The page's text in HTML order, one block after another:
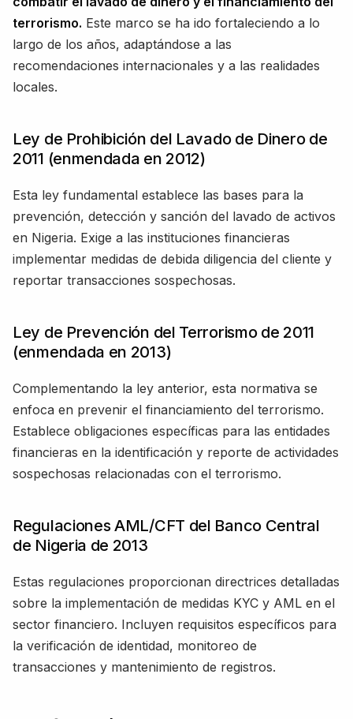
terrorismo. Este marco se ha ido fortaleciendo a lo
largo de los años, adaptándose a las
recomendaciones internacionales y a las realidades
locales.
Ley de Prohibición del Lavado de Dinero de
2011 (enmendada en 2012)
Esta ley fundamental establece las bases para la
prevención, detección y sanción del lavado de activos
en Nigeria. Exige a las instituciones financieras
implementar medidas de debida diligencia del cliente y
reportar transacciones sospechosas.
Ley de Prevención del Terrorismo de 2011
(enmendada en 2013)
Complementando la ley anterior, esta normativa se
enfoca en prevenir el financiamiento del terrorismo.
Establece obligaciones específicas para las entidades
financieras en la identificación y reporte de actividades
sospechosas relacionadas con el terrorismo.
Regulaciones AML/CFT del Banco Central
de Nigeria de 2013
Estas regulaciones proporcionan directrices detalladas
sobre la implementación de medidas KYC y AML en el
sector financiero. Incluyen requisitos específicos para
la verificación de identidad, monitoreo de
transacciones y mantenimiento de registros.